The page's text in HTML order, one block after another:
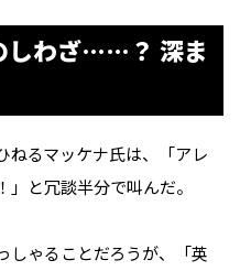
しわざ……？ 深ま
るマッケナ氏は、「アレ
と冗談半分で叫んだ。
ゃることだろうが、「英